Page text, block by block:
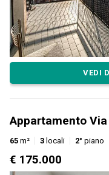
VEDI
Appartamento
65 m² 3 locali 2° piano
€ 175.000